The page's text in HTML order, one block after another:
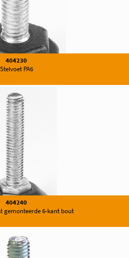
404230
Stelvoet PA6
404240
gemonteerde 6-kant bout